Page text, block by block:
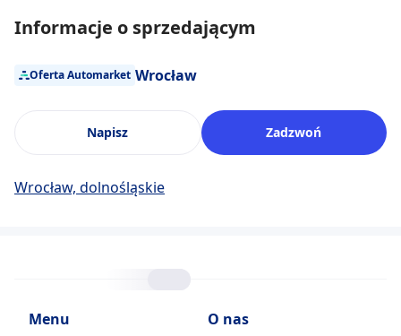
Informacje o sprzedającym
Oferta Automarket Wrocław
Napisz Zadzwoń
Wrocław, dolnośląskie
Menu O nas